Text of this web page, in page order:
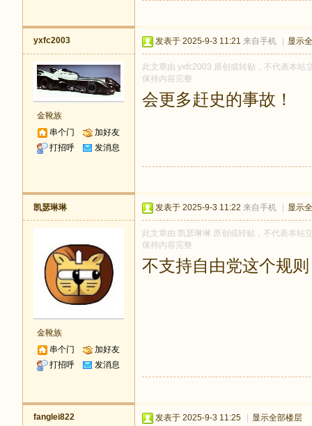
yxfc2003
金靴族
串个门
加好友
打招呼
发消息
发表于 2025-9-3 11:21 来自手机 显示
此文章由 yxfc2003 原创或转贴，不代表本站
保持内容完整
会更多赶史的事故！
凯瑟琳琳
金靴族
串个门
加好友
打招呼
发消息
发表于 2025-9-3 11:22 来自手机 显示
此文章由 凯瑟琳琳 原创或转贴，不代表本站
保持内容完整
不支持自由党这个规则
fanglei822 发表于 2025-9-3 11:25 显示全部楼层